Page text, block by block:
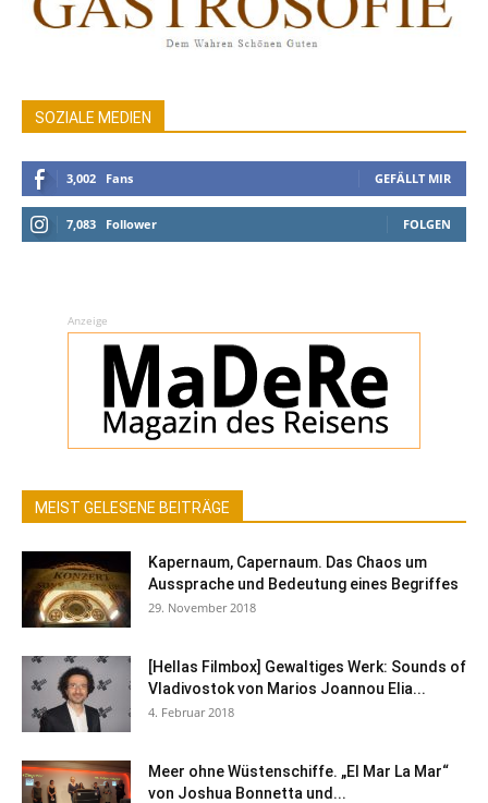
SOZIALE MEDIEN
3,002 Fans GEFÄLLT MIR
7,083 Follower FOLGEN
Anzeige
MEIST GELESENE BEITRÄGE
Kapernaum, Capernaum. Das Chaos um
Aussprache und Bedeutung eines Begriffes
29. November 2018
[Hellas Filmbox] Gewaltiges Werk: Sounds of
Vladivostok von Marios Joannou Elia...
4. Februar 2018
Meer ohne Wüstenschiffe. „El Mar La Mar“
von Joshua Bonnetta und...